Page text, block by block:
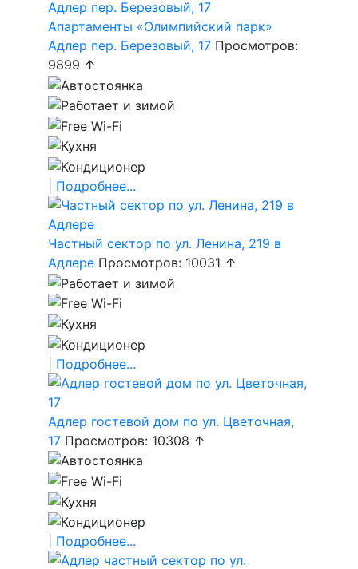
Апартаменты «Олимпийский парк»
Адлер пер. Березовый, 17 Просмотров:
9899 ↑
Подробнее...
Частный сектор по ул. Ленина, 219 в
Адлере Просмотров: 10031 ↑
Подробнее...
Адлер гостевой дом по ул. Цветочная,
17 Просмотров: 10308 ↑
Подробнее...